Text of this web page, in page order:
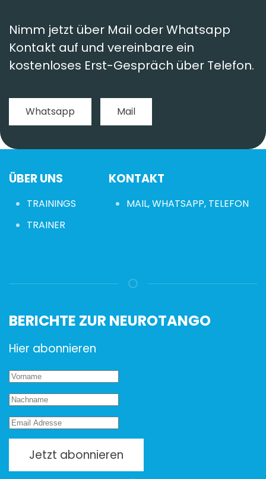
Nimm jetzt über Mail oder Whatsapp
Kontakt auf und vereinbare ein
kostenloses Erst-Gespräch über Telefon.
Whatsapp Mail
ÜBER UNS
TRAININGS
TRAINER
KONTAKT
MAIL, WHATSAPP, TELEFON
BERICHTE ZUR NEUROTANGO
Hier abonnieren
Jetzt abonnieren